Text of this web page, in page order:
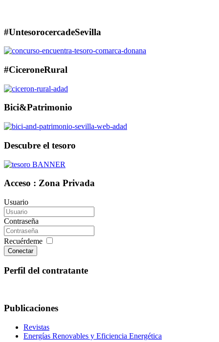
#UntesorocercadeSevilla
#CiceroneRural
Bici&Patrimonio
Descubre el tesoro
Acceso : Zona Privada
Usuario
Contraseña
Recuérdeme
Conectar
Perfil del contratante
Publicaciones
Revistas
Energías Renovables y Eficiencia Energética